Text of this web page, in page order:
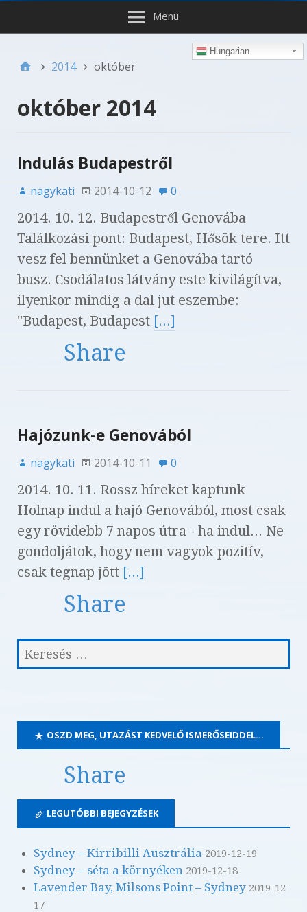
Menü
Hungarian
2014 október
október 2014
Indulás Budapestről
nagykati 2014-10-12 0
2014. 10. 12. Budapestről Genovába
Találkozási pont: Budapest, Hősök tere. Itt
vesz fel bennünket a Genovába tartó
busz. Csodálatos látvány este kivilágítva,
ilyenkor mindig a dal jut eszembe:
"Budapest, Budapest [...]
Share
Hajózunk-e Genovából
nagykati 2014-10-11 0
2014. 10. 11. Rossz híreket kaptunk
Holnap indul a hajó Genovából, most csak
egy rövidebb 7 napos útra - ha indul... Ne
gondoljátok, hogy nem vagyok pozitív,
csak tegnap jött [...]
Share
OSZD MEG, UTAZÁST KEDVELŐ ISMERŐSEIDDEL…
Share
LEGUTÓBBI BEJEGYZÉSEK
Sydney – Kirribilli Ausztrália 2019-12-19
Sydney – séta a környéken 2019-12-18
Lavender Bay, Milsons Point – Sydney 2019-12-
17